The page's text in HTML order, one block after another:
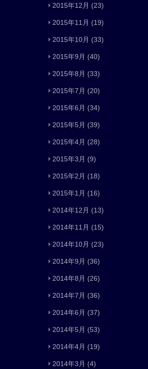
2015年12月 (23)
2015年11月 (19)
2015年10月 (33)
2015年9月 (40)
2015年8月 (33)
2015年7月 (20)
2015年6月 (34)
2015年5月 (39)
2015年4月 (28)
2015年3月 (9)
2015年2月 (18)
2015年1月 (16)
2014年12月 (13)
2014年11月 (15)
2014年10月 (23)
2014年9月 (36)
2014年8月 (26)
2014年7月 (36)
2014年6月 (37)
2014年5月 (53)
2014年4月 (19)
2014年3月 (4)